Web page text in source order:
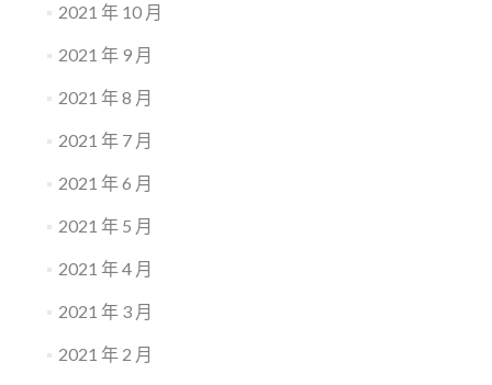
2021 年 10 月
2021 年 9 月
2021 年 8 月
2021 年 7 月
2021 年 6 月
2021 年 5 月
2021 年 4 月
2021 年 3 月
2021 年 2 月